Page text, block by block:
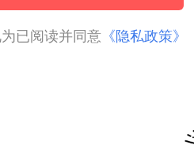
已阅读并同意 《隐私政策》